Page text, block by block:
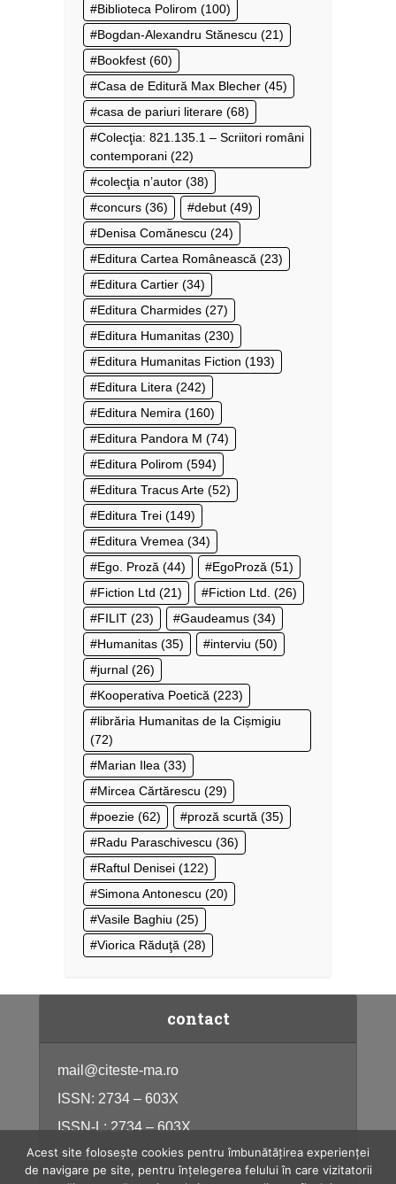
Biblioteca Polirom (100)
Bogdan-Alexandru Stănescu (21)
Bookfest (60)
Casa de Editură Max Blecher (45)
casa de pariuri literare (68)
Colecţia: 821.135.1 – Scriitori români
contemporani (22)
colecţia n’autor (38)
concurs (36) debut (49)
Denisa Comănescu (24)
Editura Cartea Românească (23)
Editura Cartier (34)
Editura Charmides (27)
Editura Humanitas (230)
Editura Humanitas Fiction (193)
Editura Litera (242)
Editura Nemira (160)
Editura Pandora M (74)
Editura Polirom (594)
Editura Tracus Arte (52)
Editura Trei (149)
Editura Vremea (34)
Ego. Proză (44) EgoProză (51)
Fiction Ltd (21) Fiction Ltd. (26)
FILIT (23) Gaudeamus (34)
Humanitas (35) interviu (50)
jurnal (26)
Kooperativa Poetică (223)
librăria Humanitas de la Cișmigiu
(72)
Marian Ilea (33)
Mircea Cărtărescu (29)
poezie (62) proză scurtă (35)
Radu Paraschivescu (36)
Raftul Denisei (122)
Simona Antonescu (20)
Vasile Baghiu (25)
Viorica Răduţă (28)
contact
mail@citeste-ma.ro
ISSN: 2734 – 603X
ISSN-L: 2734 – 603X
citeste-ma.ro
Acest site folosește cookies pentru îmbunătățirea experienței
de navigare pe site, pentru înțelegerea felului în care vizitatorii